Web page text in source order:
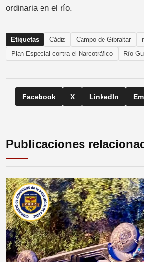
ordinaria en el río.
Etiquetas Cádiz Campo de Gibraltar
Plan Especial contra el Narcotráfico
Río
Facebook X LinkedIn
Publicaciones